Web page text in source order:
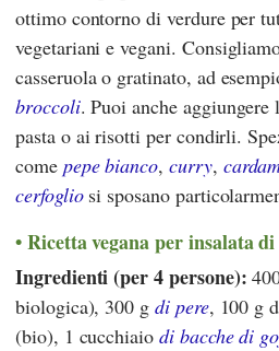
ottimo contorno di verdure per
vegetariani e vegani.
casseruola o gratinato, ad
broccoli. Puoi anche
pasta o ai risotti per condirli.
come pepe bianco,curry,
cerfogliosi sposano
Ricetta vegana per insalata
Ingredienti (per 4 persone):
biologica), 300 gdi pere, 100 g
(bio), 1 cucchiaio di bacche di